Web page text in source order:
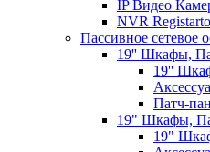
IP Видео
NVR
Пассивное сетевое
19'' Шкафы,
19''
Патч-
19" Шкафы,
19"